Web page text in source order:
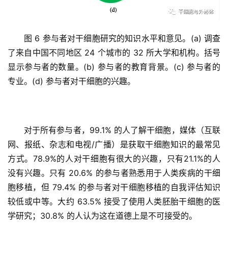
图 6 参与者对干细胞研究的知识水平和意见。(a) 调查
了来自中国不同地区 24 个城市的 32 所大学和机构。括号
显示参与者的数量。(b) 参与者的教育背景。(c) 参与者的
专业。(d) 参与者对干细胞的兴趣。
对于所有参与者，99.1% 的人了解干细胞，媒体（互联
网、报纸、杂志和电视/广播）是获取干细胞知识的最常见
方式。78.9%的人对干细胞有很大的兴趣，只有21.1%的人
没有兴趣。只有 20.6% 的参与者熟悉用于人类疾病的干细
胞移植，但 79.4% 的参与者对干细胞移植的自我评估知识
较低或中等。大约 63.5% 接受了使用人类胚胎干细胞的医
学研究；30.8% 的人认为这在道德上是不可接受的。